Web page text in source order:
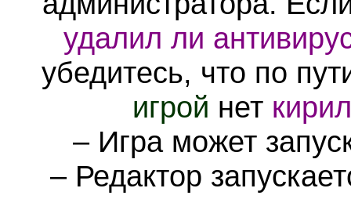
удалил ли
убедитесь, что по
игрой нет
– Игра может
– Редактор